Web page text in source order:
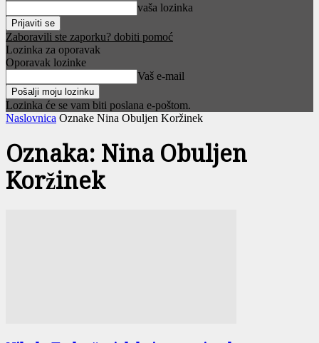
vaša lozinka
Zaboravili ste zaporku? dobiti pomoć
Lozinka za oporavak
Oporavak lozinke
Vaš e-mail
Lozinka će se vam biti poslana e-poštom.
Naslovnica Oznake Nina Obuljen Koržinek
Oznaka: Nina Obuljen
Koržinek